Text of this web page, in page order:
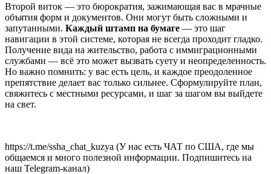
Второй виток — это бюрократия, зажимающая вас в мрачные
объятия форм и документов. Они могут быть сложными и
запутанными. Каждый штамп на бумаге — это шаг
навигации в этой системе, которая не всегда проходит гладко.
Получение вида на жительство, работа с иммиграционными
службами — всё это может вызвать суету и неопределенность.
Но важно помнить: у вас есть цель, и каждое преодоленное
препятствие делает вас только сильнее. Сформулируйте план,
свяжитесь с местными ресурсами, и шаг за шагом вы выйдете
на свет.
https://t.me/ssha_chat_kuzya (У нас есть ЧАТ по США, где мы
общаемся и много полезной информации. Подпишитесь на
наш Telegram-канал)